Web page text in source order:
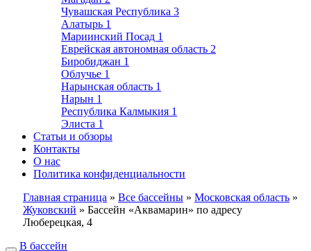
Чувашская Республика 3
Алатырь 1
Мариинский Посад 1
Еврейская автономная область 2
Биробиджан 1
Облучье 1
Нарынская область 1
Нарын 1
Республика Калмыкия 1
Элиста 1
Статьи и обзоры
Контакты
О нас
Политика конфиденциальности
Главная страница » Все бассейны » Московская область »
Жуковский » Бассейн «Аквамарин» по адресу
Люберецкая, 4
В бассейн